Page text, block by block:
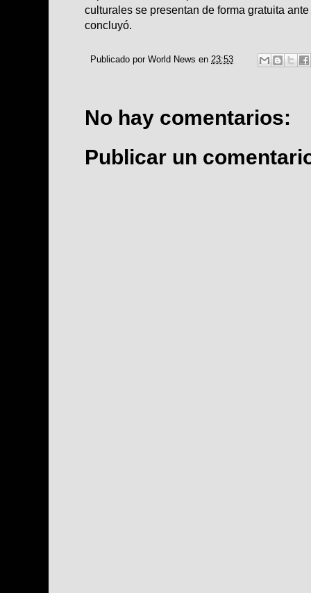
culturales se presentan de forma gratuita
concluyó.
Publicado por World News en 23:53
No hay comentarios:
Publicar un